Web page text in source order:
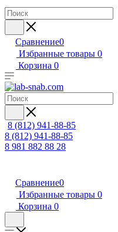
Сравнение0
Избранные товары 0
Корзина 0
8 (812) 941-88-85
8 (812) 941-88-85
8 981 882 88 28
Сравнение0
Избранные товары 0
Корзина 0